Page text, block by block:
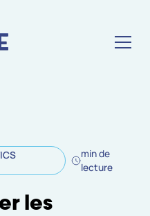
min de
lecture
les